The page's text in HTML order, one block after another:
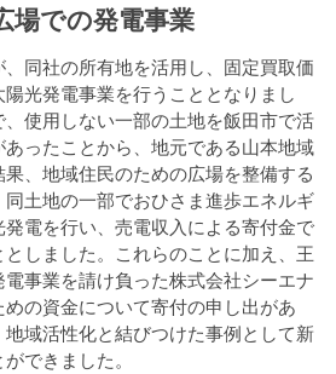
での発電事業
同社の所有地を活用し、固定買取価
光発電事業を行うこととなりまし
使用しない一部の土地を飯田市で活
ったことから、地元である山本地域
、地域住民のための広場を整備する
土地の一部でおひさま進歩エネルギ
電を行い、売電収入による寄付金で
しました。これらのことに加え、王
事業を請け負った株式会社シーエナ
の資金について寄付の申し出があ
域活性化と結びつけた事例として新
できました。